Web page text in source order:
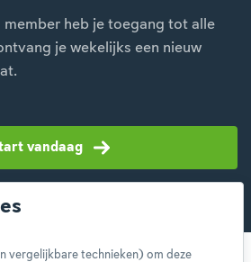
member heb je toegang tot alle
je wekelijks een nieuw
vandaag
vergelijkbare technieken) om deze